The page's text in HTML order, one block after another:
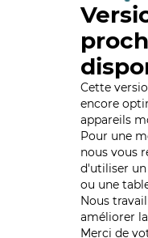
Cette
encore
appareils
Pour une
nous vous
d'utiliser
ou une
Nous
améliorer
Merci de